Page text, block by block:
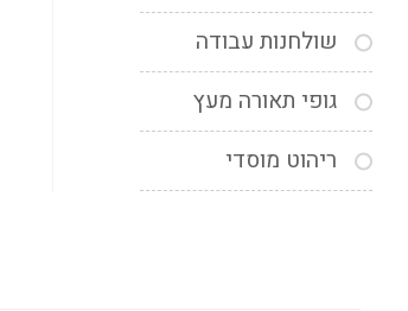
שולחנות עבודה
גופי תאורה מעץ
ריהוט מוסדי